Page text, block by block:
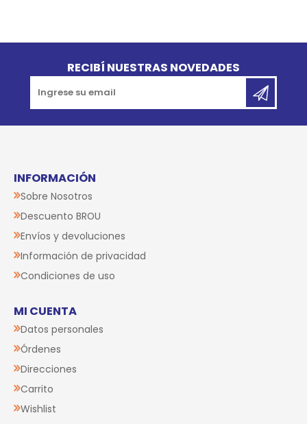
RECIBÍ NUESTRAS NOVEDADES
INFORMACIÓN
Sobre Nosotros
Descuento BROU
Envíos y devoluciones
Información de privacidad
Condiciones de uso
MI CUENTA
Datos personales
Órdenes
Direcciones
Carrito
Wishlist